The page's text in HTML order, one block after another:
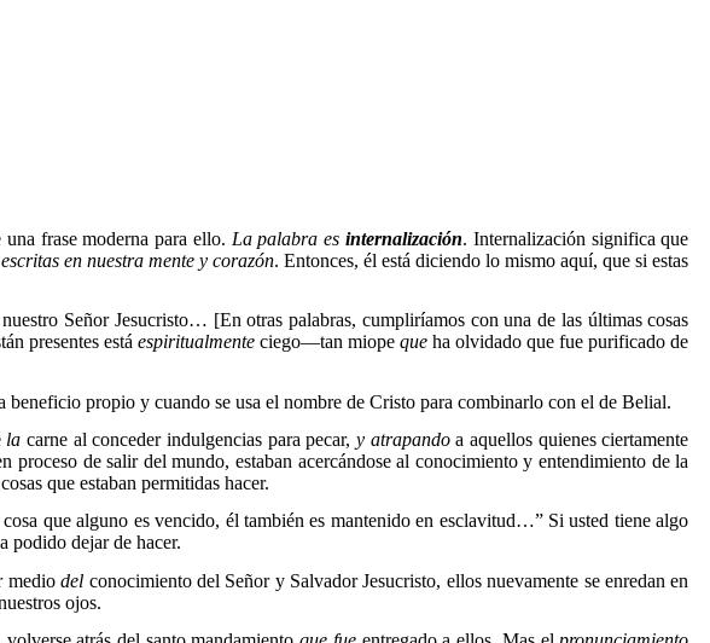
frase moderna para ello. La palabra esinternalización. Internalización significa que
en nuestra mente y corazón. Entonces, él está diciendo lo mismo aquí, que si estas
Señor Jesucristo… [En otras palabras, cumpliríamos con una de las últimas cosas
presentes está espiritualmente ciego—tan miope queha olvidado que fue purificado de
beneficio propio y cuando se usa el nombre de Cristo para combinarlo con el de Belial.
la carne al conceder indulgencias para pecar, y atrapandoa aquellos quienes ciertamente
proceso de salir del mundo, estaban acercándose al conocimiento y entendimiento de la
que estaban permitidas hacer.
que alguno es vencido, él también es mantenido en esclavitud…” Si usted tiene algo
podido dejar de hacer.
mediodel conocimiento del Señor y Salvador Jesucristo, ellos nuevamente se enredan en
ojos.